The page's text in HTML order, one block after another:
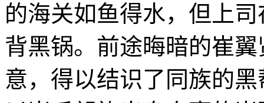
的海关如鱼得水，但上
背黑锅。前途晦暗的崔
意，得以结识了同族的